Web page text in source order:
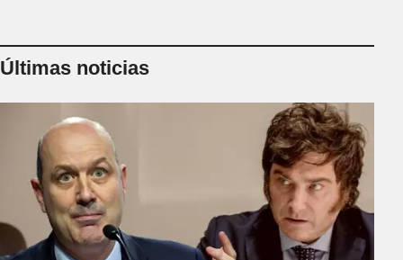
Últimas noticias